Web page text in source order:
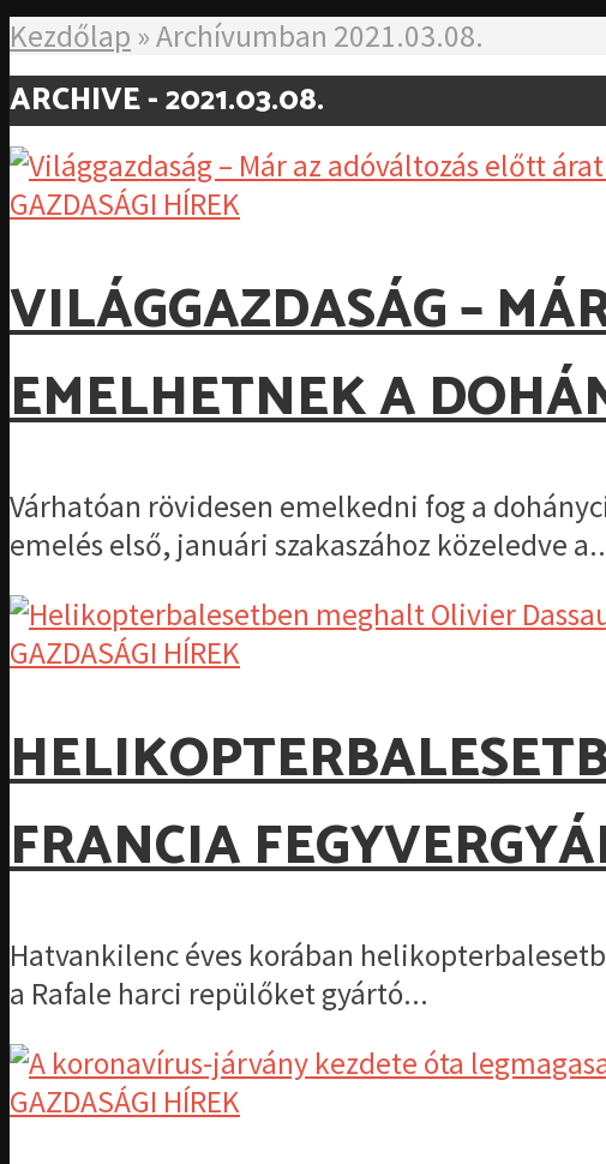
Kezdőlap »Archívumban 2021.03.08.
ARCHIVE - 2021.03.08.
GAZDASÁGI HÍREK
VILÁGGAZDASÁG –
EMELHETNEK A
Várhatóan rövidesen emelkedni fog a
emelés első, januári szakaszához közeledve
GAZDASÁGI HÍREK
FRANCIA
Hatvankilenc éves korában
a Rafale harci repülőket gyártó...
GAZDASÁGI HÍREK